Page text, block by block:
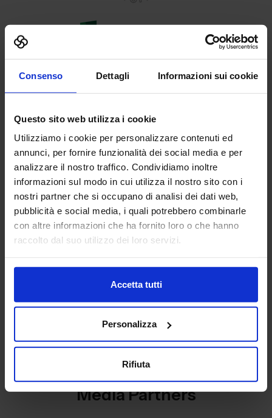
Consenso Dettagli Informazioni sui cookie
Questo sito web utilizza i cookie
Utilizziamo i cookie per personalizzare contenuti ed
annunci, per fornire funzionalità dei social media e per
analizzare il nostro traffico. Condividiamo inoltre
informazioni sul modo in cui utilizza il nostro sito con i
nostri partner che si occupano di analisi dei dati web,
pubblicità e social media, i quali potrebbero combinarle
con altre informazioni che ha fornito loro o che hanno
raccolto dal suo utilizzo dei loro servizi.
Accetta tutti
Personalizza
Rifiuta
Media Partners